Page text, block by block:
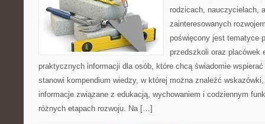
rodzicach, nauczycielach,
zainteresowanych
poświęcony jest tematyce
przedszkoli oraz placówek
praktycznych informacji dla osób, które chcą świadomie
stanowi kompendium wiedzy, w której można znaleźć
informacje związane z edukacją, wychowaniem i codziennym
różnych etapach rozwoju. Na […]